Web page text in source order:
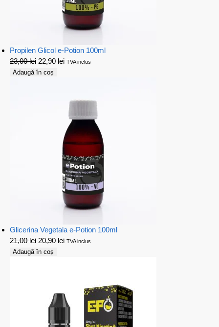
Propilen Glicol e-Potion 100ml
23,00lei 22,90 lei TVA inclus
Adaugă în coș
Glicerina Vegetala e-Potion 100ml
21,00lei 20,90 lei TVA inclus
Adaugă în coș